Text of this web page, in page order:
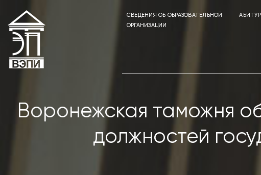
СВЕДЕНИЯ ОБ ОБРАЗОВАТЕЛЬНОЙ
ОРГАНИЗАЦИИ
Воронежская таможня
должностей